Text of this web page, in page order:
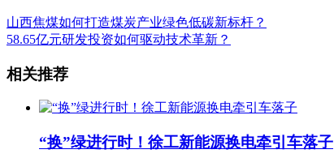
山西焦煤如何打造煤炭产业绿色低碳新标杆？
58.65亿元研发投资如何驱动技术革新？
相关推荐
“换”绿进行时！徐工新能源换电牵引车落子